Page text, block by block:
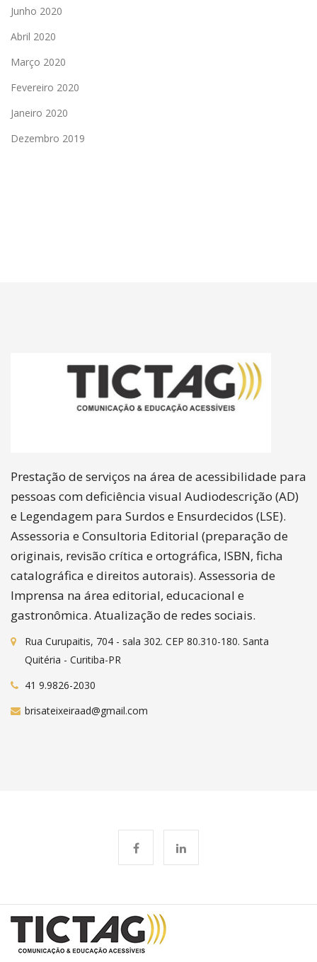
Junho 2020
Abril 2020
Março 2020
Fevereiro 2020
Janeiro 2020
Dezembro 2019
Prestação de serviços na área de acessibilidade para
pessoas com deficiência visual Audiodescrição (AD)
e Legendagem para Surdos e Ensurdecidos (LSE).
Assessoria e Consultoria Editorial (preparação de
originais, revisão crítica e ortográfica, ISBN, ficha
catalográfica e direitos autorais). Assessoria de
Imprensa na área editorial, educacional e
gastronômica. Atualização de redes sociais.
Rua Curupaitis, 704 - sala 302. CEP 80.310-180. Santa
Quitéria - Curitiba-PR
41 9.9826-2030
brisateixeiraad@gmail.com